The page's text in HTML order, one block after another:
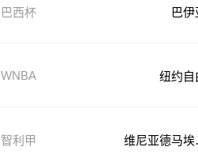
巴西杯 巴伊
WNBA 纽约自
智利甲
维尼亚德马埃